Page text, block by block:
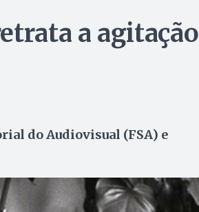
a agitação
do Audiovisual (FSA) e